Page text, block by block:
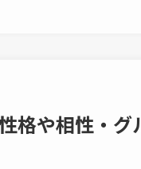
格や相性・